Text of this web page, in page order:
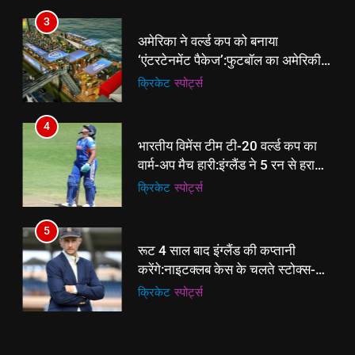
4
भारतीय विमेंस टीम टी-20 वर्ल्ड कप का
वार्म-अप मैच हारी:इंग्लैंड ने 5 रन से हराया;
ऋचा घोष की फिफ्टी बेकार
क्रिकेट ‎स्पोर्ट्स
5
रूट 4 साल बाद इंग्लैंड की कप्तानी
करेंगे:नाइटक्लब केस के चलते स्टोक्स-
एटकिंसन दूसरे टेस्ट से बाहर; आर्चर की
वापसी
क्रिकेट ‎स्पोर्ट्स
6
अररिया में ‘जीरो ऑफिस डे’ अभियान
शुरू:उप विकास आयुक्त ने ग्रामीणों से जॉब
कार्ड बनाने की अपील, कल भी आयोजन
पूर्व राज्य
3
अमेरिका ने वर्ल्ड कप को बनाया
‘एंटरटेनमेंट पैकेज’:फुटबॉल का अमेरिकी
मेकओवर, कई मेगा कॉन्सर्ट; मशहूर हस्तियों
क्रिकेट ‎स्पोर्ट्स
4
भारतीय विमेंस टीम टी-20 वर्ल्ड कप का
वार्म-अप मैच हारी:इंग्लैंड ने 5 रन से हराया;
ऋचा घोष की फिफ्टी बेकार
क्रिकेट ‎स्पोर्ट्स
5
रूट 4 साल बाद इंग्लैंड की कप्तानी
करेंगे:नाइटक्लब केस के चलते स्टोक्स-
एटकिंसन दूसरे टेस्ट से बाहर; आर्चर की
क्रिकेट ‎स्पोर्ट्स